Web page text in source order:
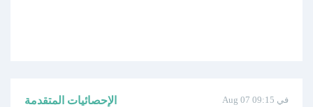
Aug 07 في 09:15 الإحصائيات المتقدمة